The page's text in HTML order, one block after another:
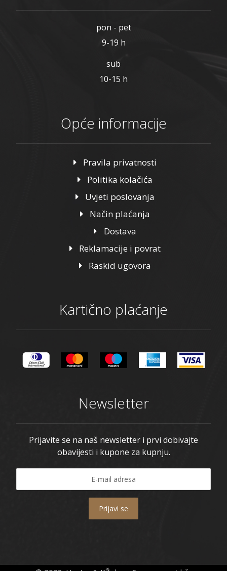
pon - pet
9-19 h
sub
10-15 h
Opće informacije
Pravila privatnosti
Politika kolačića
Uvjeti poslovanja
Način plaćanja
Dostava
Reklamacije i povrat
Raskid ugovora
Kartično plaćanje
Newsletter
Prijavite se na naš newsletter i prvi dobivajte
obavijesti i kupone za kupnju.
Prijavi se